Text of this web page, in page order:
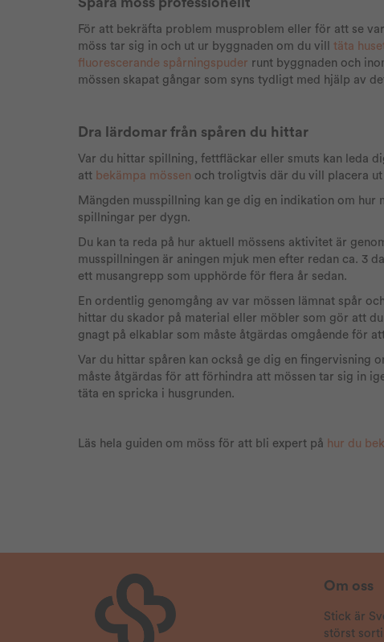
För att bekräfta problem musproblem eller för att se
möss tar sig in och ut ur byggnaden om du vill täta
fluorescerande spårningspuder runt byggnaden och
mössen skapat gångar som syns tydligt med hjälp av
Dra lärdomar från spåren du hittar
Var du hittar spillning, fettfläckar eller smuts kan leda
att bekämpa mössen och troligtvis där du vill placera ut
Mängden musspillning kan ge dig en indikation om
spillningar per dygn.
Du kan ta reda på hur aktuell mössens aktivitet är
musspillningen är aningen mjuk men efter redan ca. 3
ett musangrepp som upphörde för flera år sedan.
En ordentlig genomgång av var mössen lämnat spår
hittar du skador på material eller möbler som gör att
gnagt på elkablar som måste åtgärdas omgående för
Var du hittar spåren kan också ge dig en fingervisning
måste åtgärdas för att förhindra att mössen tar sig in
täta en spricka i husgrunden.
Läs hela guiden om möss för att bli expert på hur du
Om oss
Stick är
störst